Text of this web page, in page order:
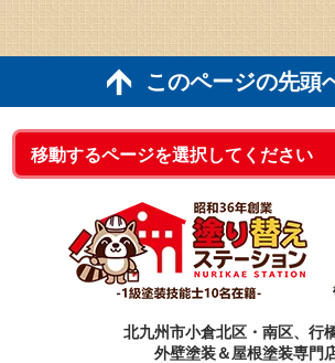
このページの先頭
北九州市小倉北区・南区、行
外壁塗装＆屋根塗装専門